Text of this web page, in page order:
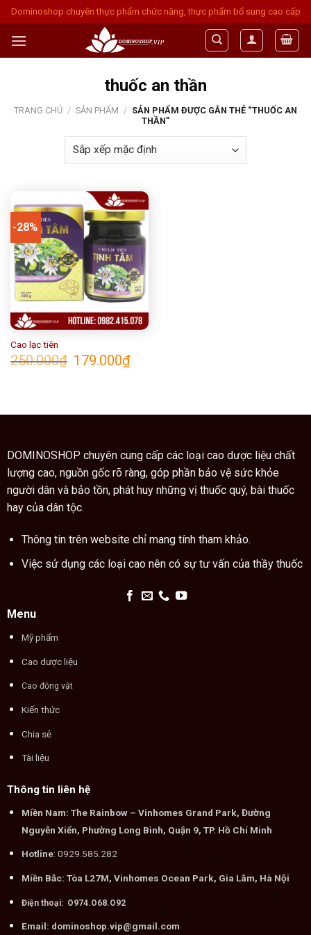
Skip
to
content
Dominoshop chuyên thực phẩm chức năng, thực phẩm bổ sung cao cấp
thuốc an thần
TRANG CHỦ / SẢN PHẨM / SẢN PHẨM ĐƯỢC GẮN THẺ “THUỐC AN
THẦN”
-28%
Cao lạc tiên
250.000₫
Giá
gốc
179.000₫Giá
hiện
DOMINOSHOP chuyên cung cấp các loại cao dược liệu chất
lượng cao, nguồn gốc rõ ràng, góp phần bảo vệ sức khỏe
người dân và bảo tồn, phát huy những vị thuốc quý, bài thuốc
hay của dân tộc.
Thông tin trên website chỉ mang tính tham khảo.
Việc sử dụng các loại cao nên có sự tư vấn của thầy thuốc
Menu
Mỹ phẩm
Cao dược liệu
Cao động vật
Kiến thức
Chia sẻ
Tài liệu
Thông tin liên hệ
Miền Nam: The Rainbow – Vinhomes Grand Park, Đường
Nguyễn Xiển, Phường Long Bình, Quận 9, TP. Hồ Chí Minh
Hotline: 0929.585.282
Miền Bắc: Tòa L27M, Vinhomes Ocean Park, Gia Lâm, Hà Nội
Điện thoại: O974.O68.O92
Email: dominoshop.vip@gmail.com